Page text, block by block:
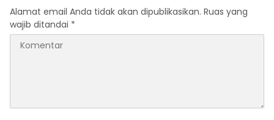
Alamat email Anda tidak akan dipublikasikan. Ruas yang
wajib ditandai *